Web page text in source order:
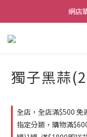
網店
獨子黑蒜
全店，全店滿$500 免
指定分類，購物滿